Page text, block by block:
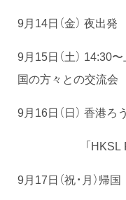
9月14日（金） 夜出発
9月15日（土） 14:30
国の方々との交流会
9月16日（日） 香港ろ
「HKSL From
9月17日（祝・月）帰国